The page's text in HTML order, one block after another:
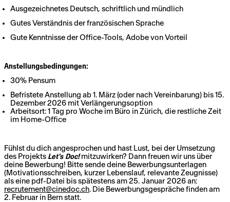
Ausgezeichnetes Deutsch, schriftlich und mündlich
Gutes Verständnis der französischen Sprache
Gute Kenntnisse der Office-Tools, Adobe von Vorteil
Anstellungsbedingungen:
30% Pensum
Befristete Anstellung ab 1. März (oder nach Vereinbarung) bis 15.
Dezember 2026 mit Verlängerungsoption
Arbeitsort: 1 Tag pro Woche im Büro in Zürich, die restliche Zeit
im Home-Office
Fühlst du dich angesprochen und hast Lust, bei der Umsetzung
des Projekts Let's Doc!mitzuwirken? Dann freuen wir uns über
deine Bewerbung! Bitte sende deine Bewerbungsunterlagen
(Motivationsschreiben, kurzer Lebenslauf, relevante Zeugnisse)
als eine pdf-Datei bis spätestens am 25. Januar 2026 an:
recrutement@cinedoc.ch. Die Bewerbungsgespräche finden am
2. Februar in Bern statt.